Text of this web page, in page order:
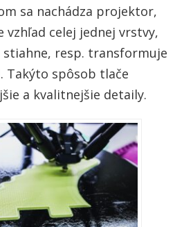
sa nachádza projektor,
celej jednej vrstvy,
resp. transformuje
Takýto spôsob tlače
a kvalitnejšie detaily.